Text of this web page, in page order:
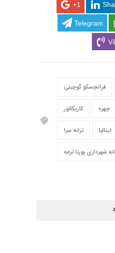
+1
Telegram
فرانچسکو گوچینی
کاریکاتور چهره
ترانه سرا ایتالیا
شهرداری پورتا ترمه